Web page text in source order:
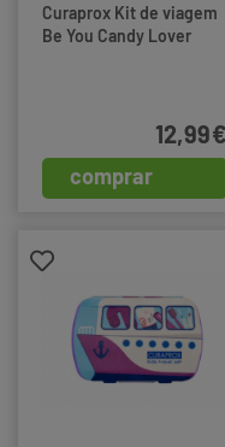
Curaprox Kit de viagem
Be You Candy Lover
comprar
12,99€